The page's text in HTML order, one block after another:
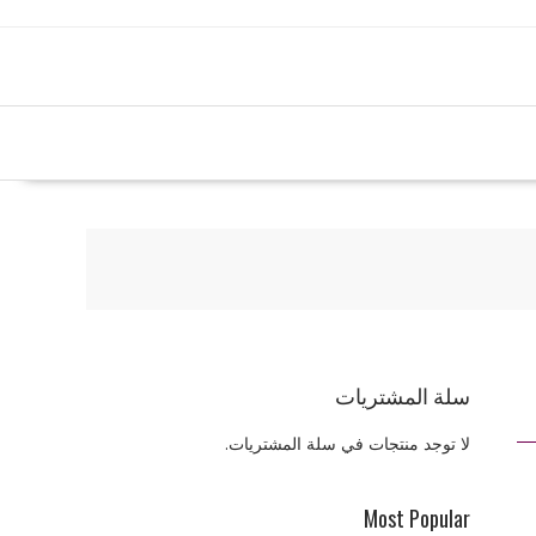
سلة المشتريات
لا توجد منتجات في سلة المشتريات.
Most Popular